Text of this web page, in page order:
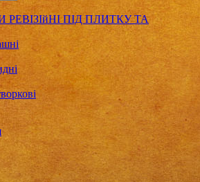
ПІД ПЛИТКУ ТА